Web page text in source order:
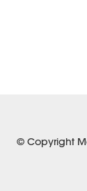
© Copyright